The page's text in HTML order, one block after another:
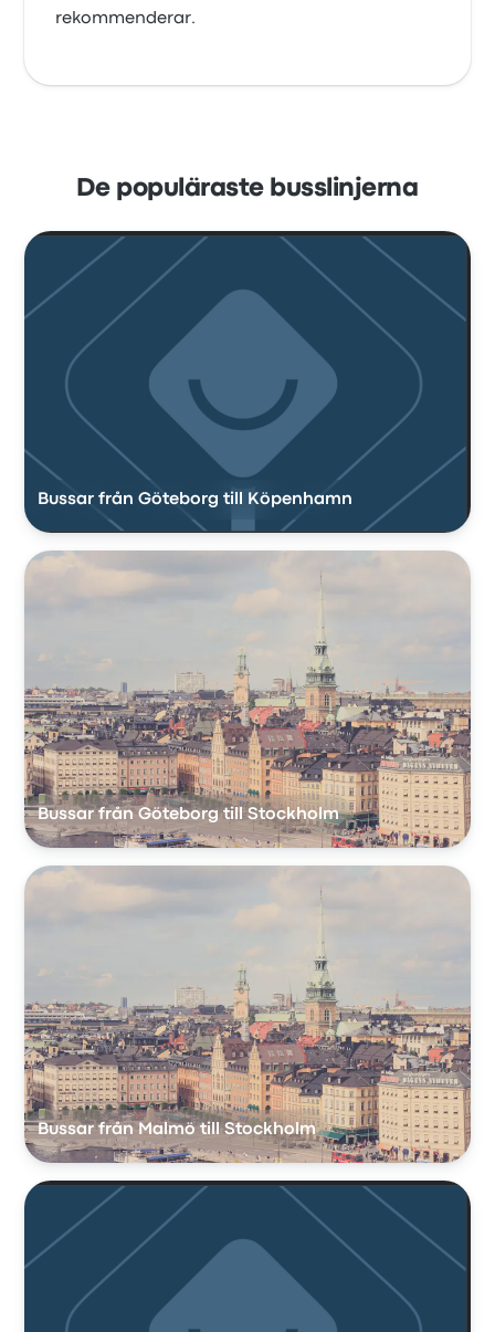
rekommenderar.
De populäraste busslinjerna
Bussar från Göteborg till Köpenhamn
Bussar från Göteborg till Stockholm
Bussar från Malmö till Stockholm